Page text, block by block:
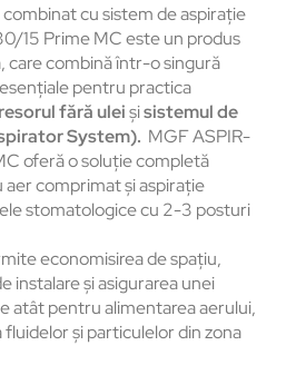
cu sistem de aspirație
15 Prime MC este un produs
care combină într-o singură
pentru practica
fără uleișisistemul de
System). MGF ASPIR-
oferă o soluție completă
comprimat și aspirație
stomatologice cu 2-3 posturi
economisirea de spațiu,
instalare și asigurarea unei
atât pentru alimentarea aerului,
și particulelor din zona